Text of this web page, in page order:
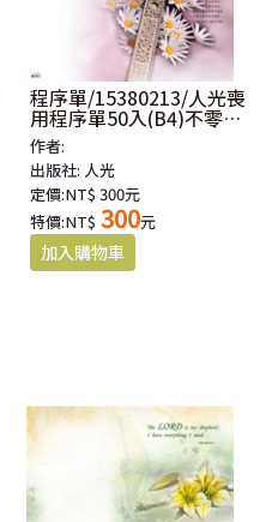
程序單/15380213/人光喪
用程序單50入(B4)不零售-
腓立比書三章13-14節
作者:
出版社: 人光
定價:NT$ 300元
特價:NT$ 300元